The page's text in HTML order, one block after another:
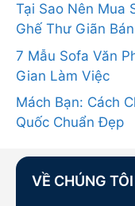
Tại Sao Nên Mua
Ghế Thư Giãn
7 Mẫu Sofa Văn
Gian Làm Việc
Mách Bạn: Cách
Quốc Chuẩn Đẹp
VỀ CHÚNG TÔI